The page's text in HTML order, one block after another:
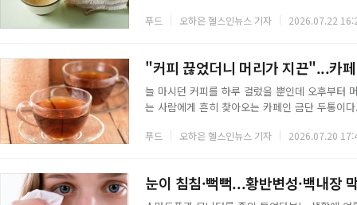
한 잔도 거들 수 있다. 설탕과 시럽을 넣지 않고
푸드 오하은 헬스인뉴스 기자 2026.07.22
"커피 끊었더니 머리가 지끈"...카
늘 마시던 커피를 하루 걸렀을 뿐인데 오후부터
는 사람에게 흔히 찾아오는 카페인 금단 두통이
에 작용하면서 뇌혈관이 확장되고 두통이 생긴
푸드 오하은 헬스인뉴스 기자 2026.07.20
눈이 침침·뻑뻑...황반변성·백내장